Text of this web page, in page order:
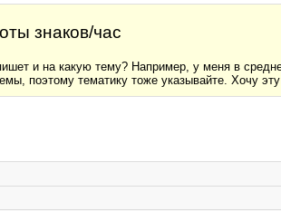
знаков/час
и на какую тему? Например, у меня в
поэтому тематику тоже указывайте. Хочу